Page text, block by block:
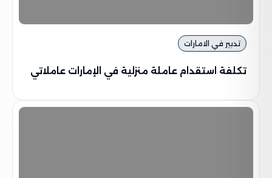
تدبير في الامارات
تكلفة استقدام عاملة منزلية في الإمارات عاملاتي